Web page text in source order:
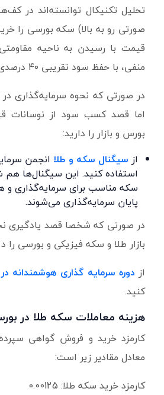
تحلیل تکنیکال توانسته‌اند در
صورتی رو به بالا) سکه بورسی را
قیمت با رسیدن به ناحیه
منفی، با حفظ سود تقریبی ۴۰ درصدی از بازار خارج شوند.
در صورتی که نحوه سرمایه‌گذاری در
اما قصد کسب سود از نوسانات
بورس و بازار را دارید:
از سیگنال سکه و طلا انجمن
استفاده کنید. این سیگنال‌ها هم
سکه مناسب برای سرمایه‌گذاری و
پایان سرمایه‌گذاری می‌شوند.
در صورتی که شخصا قصد یادگیری
بازار طلا و سکه فیزیکی و بورسی را
از دوره سرمایه گذاری هوشمندانه
کنید.
هزینه معاملات سکه طلا در
کارمزد خرید و فروش گواهی
معادل مقادیر زیر است:
کارمزد خرید سکه طلا: 0.00125